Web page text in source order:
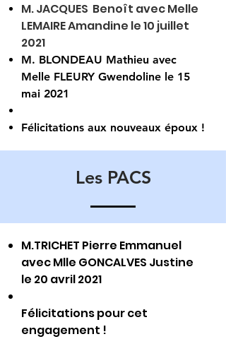
M. JACQUES Benoît avec Melle
LEMAIRE Amandine le 10 juillet
2021
M. BLONDEAU Mathieu avec
Melle FLEURY Gwendoline le 15
mai 2021
Félicitations aux nouveaux époux !
Les PACS
M.TRICHET Pierre Emmanuel
avec Mlle GONCALVES Justine
le 20 avril 2021
Félicitations pour cet
engagement !